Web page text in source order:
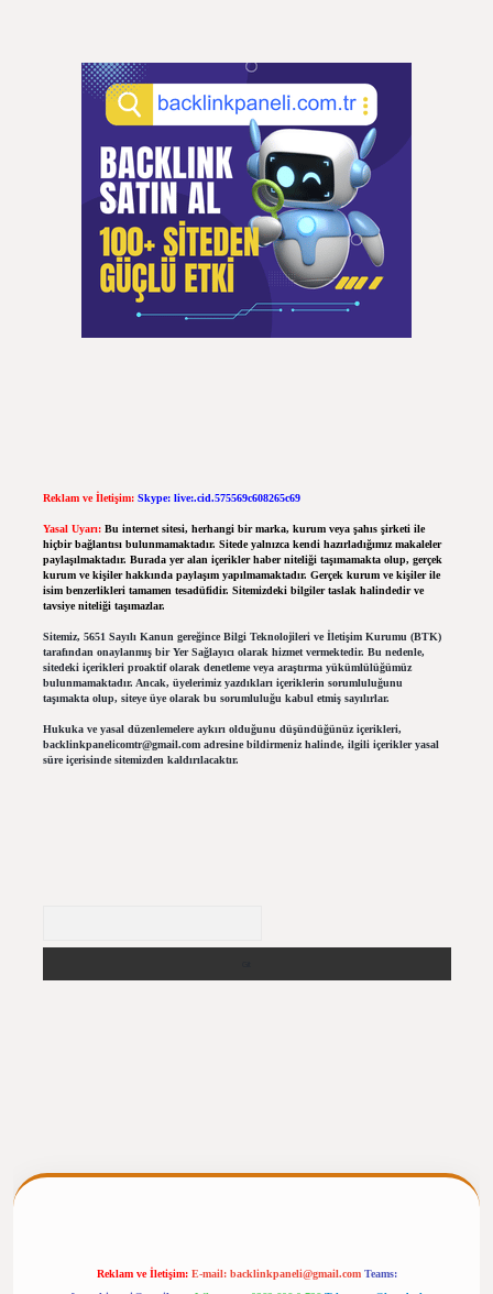
Reklam ve İletişim: Skype: live:.cid.575569c608265c69
Yasal Uyarı: Bu internet sitesi, herhangi bir marka, kurum veya şahıs şirketi ile
hiçbir bağlantısı bulunmamaktadır. Sitede yalnızca kendi hazırladığımız makaleler
paylaşılmaktadır. Burada yer alan içerikler haber niteliği taşımamakta olup, gerçek
kurum ve kişiler hakkında paylaşım yapılmamaktadır. Gerçek kurum ve kişiler ile
isim benzerlikleri tamamen tesadüfidir. Sitemizdeki bilgiler taslak halindedir ve
tavsiye niteliği taşımazlar.
Sitemiz, 5651 Sayılı Kanun gereğince Bilgi Teknolojileri ve İletişim Kurumu (BTK)
tarafından onaylanmış bir Yer Sağlayıcı olarak hizmet vermektedir. Bu nedenle,
sitedeki içerikleri proaktif olarak denetleme veya araştırma yükümlülüğümüz
bulunmamaktadır. Ancak, üyelerimiz yazdıkları içeriklerin sorumluluğunu
taşımakta olup, siteye üye olarak bu sorumluluğu kabul etmiş sayılırlar.
Hukuka ve yasal düzenlemelere aykırı olduğunu düşündüğünüz içerikleri,
backlinkpanelicomtr@gmail.comadresine bildirmeniz halinde, ilgili içerikler yasal
süre içerisinde sitemizden kaldırılacaktır.
Reklam ve İletişim: E-mail: backlinkpaneli@gmail.com Teams: